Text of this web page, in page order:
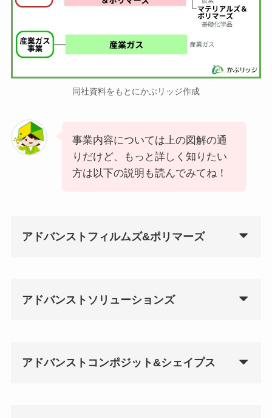
同社資料をもとにかぶリッジ作成
事業内容については上の図解の通
りだけど、もっと詳しく知りたい
方は以下の説明も読んでみてね！
アドバンストフィルムズ&ポリマーズ
アドバンストソリューションズ
アドバンストコンポジット&シェイプス